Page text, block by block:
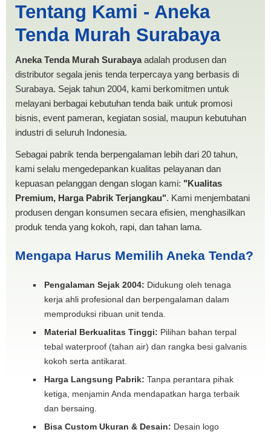
PRODUKSI ANEKA TENDA
MURAH
Tentang Kami - Aneka
Tenda Murah Surabaya
Aneka Tenda Murah Surabayaadalah produsen dan
distributor segala jenis tenda terpercaya yang berbasis di
Surabaya. Sejak tahun 2004, kami berkomitmen untuk
melayani berbagai kebutuhan tenda baik untuk promosi
bisnis, event pameran, kegiatan sosial, maupun kebutuhan
industri di seluruh Indonesia.
Sebagai pabrik tenda berpengalaman lebih dari 20 tahun,
kami selalu mengedepankan kualitas pelayanan dan
kepuasan pelanggan dengan slogan kami: "Kualitas
Premium, Harga Pabrik Terjangkau". Kami menjembatani
produsen dengan konsumen secara efisien, menghasilkan
produk tenda yang kokoh, rapi, dan tahan lama.
Mengapa Harus Memilih Aneka Tenda?
Pengalaman Sejak 2004: Didukung oleh tenaga
kerja ahli profesional dan berpengalaman dalam
memproduksi ribuan unit tenda.
Material Berkualitas Tinggi: Pilihan bahan terpal
tebal waterproof (tahan air) dan rangka besi galvanis
kokoh serta antikarat.
Harga Langsung Pabrik: Tanpa perantara pihak
ketiga, menjamin Anda mendapatkan harga terbaik
dan bersaing.
Bisa Custom Ukuran & Desain: Desain logo